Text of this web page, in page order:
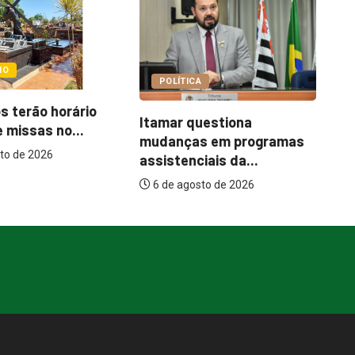
em programas
da...
COTIDIANO
Abordagem social à
população em situação
de...
6 de agosto de 2026